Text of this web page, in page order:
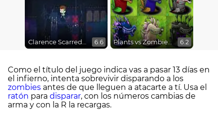
Clarence Scarred Silly 6.6 Plants vs Zombies Fusion Mode 6.2
Como el título del juego indica vas a pasar 13 días en
el infierno, intenta sobrevivir disparando a los
zombies antes de que lleguen a atacarte a tí. Usa el
ratón para disparar, con los números cambias de
arma y con la R la recargas.